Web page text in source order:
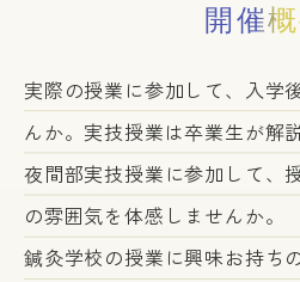
開催
実際の授業に参加して、入学
んか。実技授業は卒業生が解
夜間部実技授業に参加して、
の雰囲気を体感しませんか。
鍼灸学校の授業に興味お持ち